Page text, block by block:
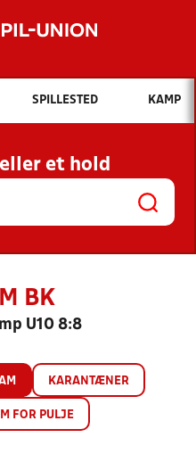
Hvad vil du søge efter?
OG NYHEDER
KLUBBER OG
SPILLESTED KAMP
et hold
BK
U10 8:8
KARANTÆNER
FOR PULJE